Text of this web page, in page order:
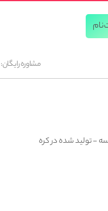
مشاوره رایگان: